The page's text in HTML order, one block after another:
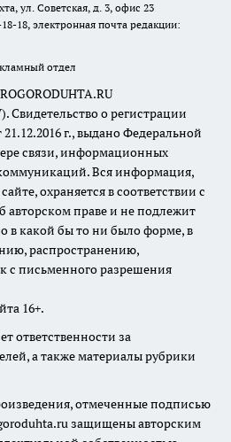
ул. Советская, д. 3, офис 23
18, электронная почта редакции:
отдел
о регистрации
г., выдано Федеральной
связи, информационных
Вся информация,
охраняется в соответствии с
авторском праве и не подлежит
в какой бы то ни было форме, в
распространению,
с письменного разрешения
16+.
ответственности за
а также материалы рубрики
отмеченные подписью
защищены авторским